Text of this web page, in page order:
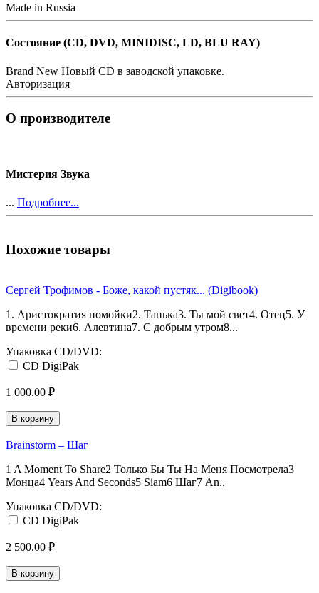
Made in Russia
Состояние (СD, DVD, MINIDISC, LD, BLU RAY)
Brand New Новый CD в заводской упаковке.
Авторизация
О производителе
Мистерия Звука
... Подробнее...
Похожие товары
Сергей Трофимов - Боже, какой пустяк... (Digibook)
1. Аристократия помойки2. Танька3. Ты мой свет4. Отец5. У
времени реки6. Алевтина7. С добрым утром8...
Упаковка CD/DVD:
CD DigiPak
1 000.00 ₽
В корзину
Brainstorm – Шаг
1 A Moment To Share2 Только Бы Ты На Меня Посмотрела3
Монца4 Years And Seconds5 Siam6 Шаг7 An..
Упаковка CD/DVD:
CD DigiPak
2 500.00 ₽
В корзину